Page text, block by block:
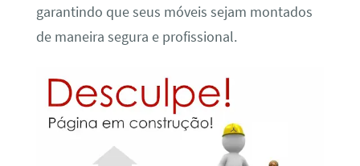
garantindo que seus móveis sejam montados
de maneira segura e profissional.